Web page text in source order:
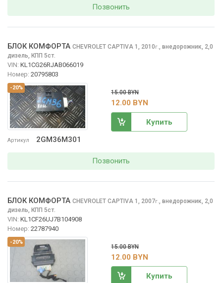
Позвонить
-20%
Артикул 2GM36M301
БЛОК КОМФОРТА CHEVROLET CAPTIVA 1, 2010г., внедорожник, 2,0
дизель, КПП 5ст.
VIN: KL1CG26RJAB066019
Номер: 20795803
15.00 BYN
12.00 BYN
Купить
Позвонить
-20%
БЛОК КОМФОРТА CHEVROLET CAPTIVA 1, 2007г.
внедорожник, 2,0
дизель, КПП 5ст.
VIN: KL1CF26UJ7B104908
Номер: 22787940
15.00 BYN
12.00 BYN
Купить